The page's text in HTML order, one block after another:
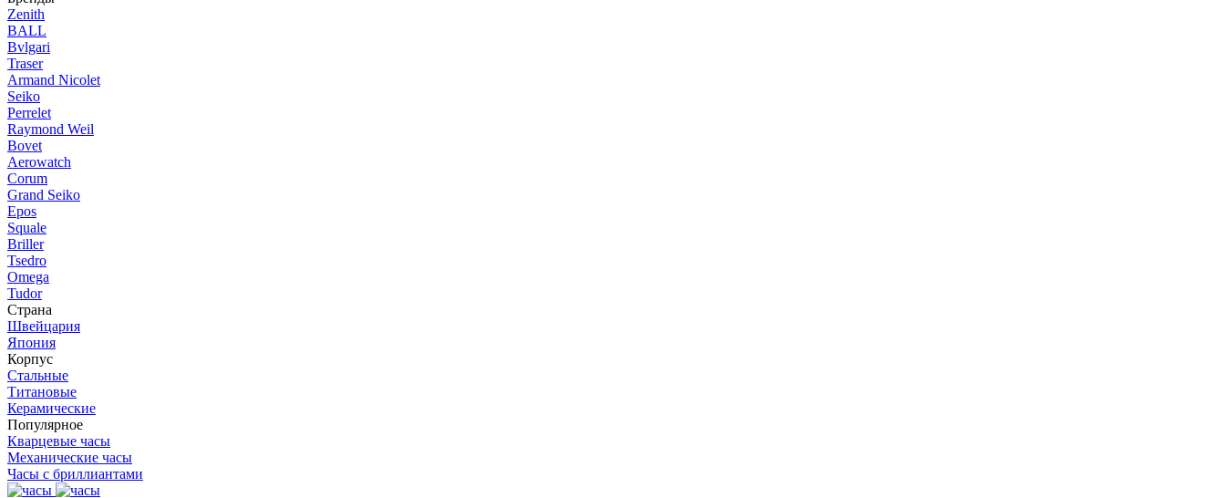
Zenith
BALL
Bvlgari
Traser
Armand Nicolet
Seiko
Perrelet
Raymond Weil
Bovet
Aerowatch
Corum
Grand Seiko
Epos
Squale
Briller
Tsedro
Omega
Tudor
Страна
Швейцария
Япония
Корпус
Стальные
Титановые
Керамические
Популярное
Кварцевые часы
Механические часы
Часы с бриллиантами